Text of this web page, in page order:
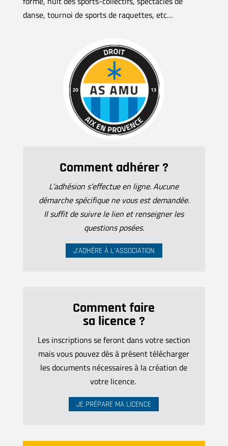
danse, tournoi de sports de raquettes, etc…
Comment adhérer ?
L’adhésion s’effectue en ligne. Aucune
démarche spécifique ne vous est demandée.
Il suffit de suivre le lien et renseigner les
questions posées.
J’ADHÈRE À L’ASSOCIATION
Comment faire
sa licence ?
Les inscriptions se feront dans votre section
mais vous pouvez dès à présent télécharger
les documents nécessaires à la création de
votre licence.
JE PRÉPARE MA LICENCE